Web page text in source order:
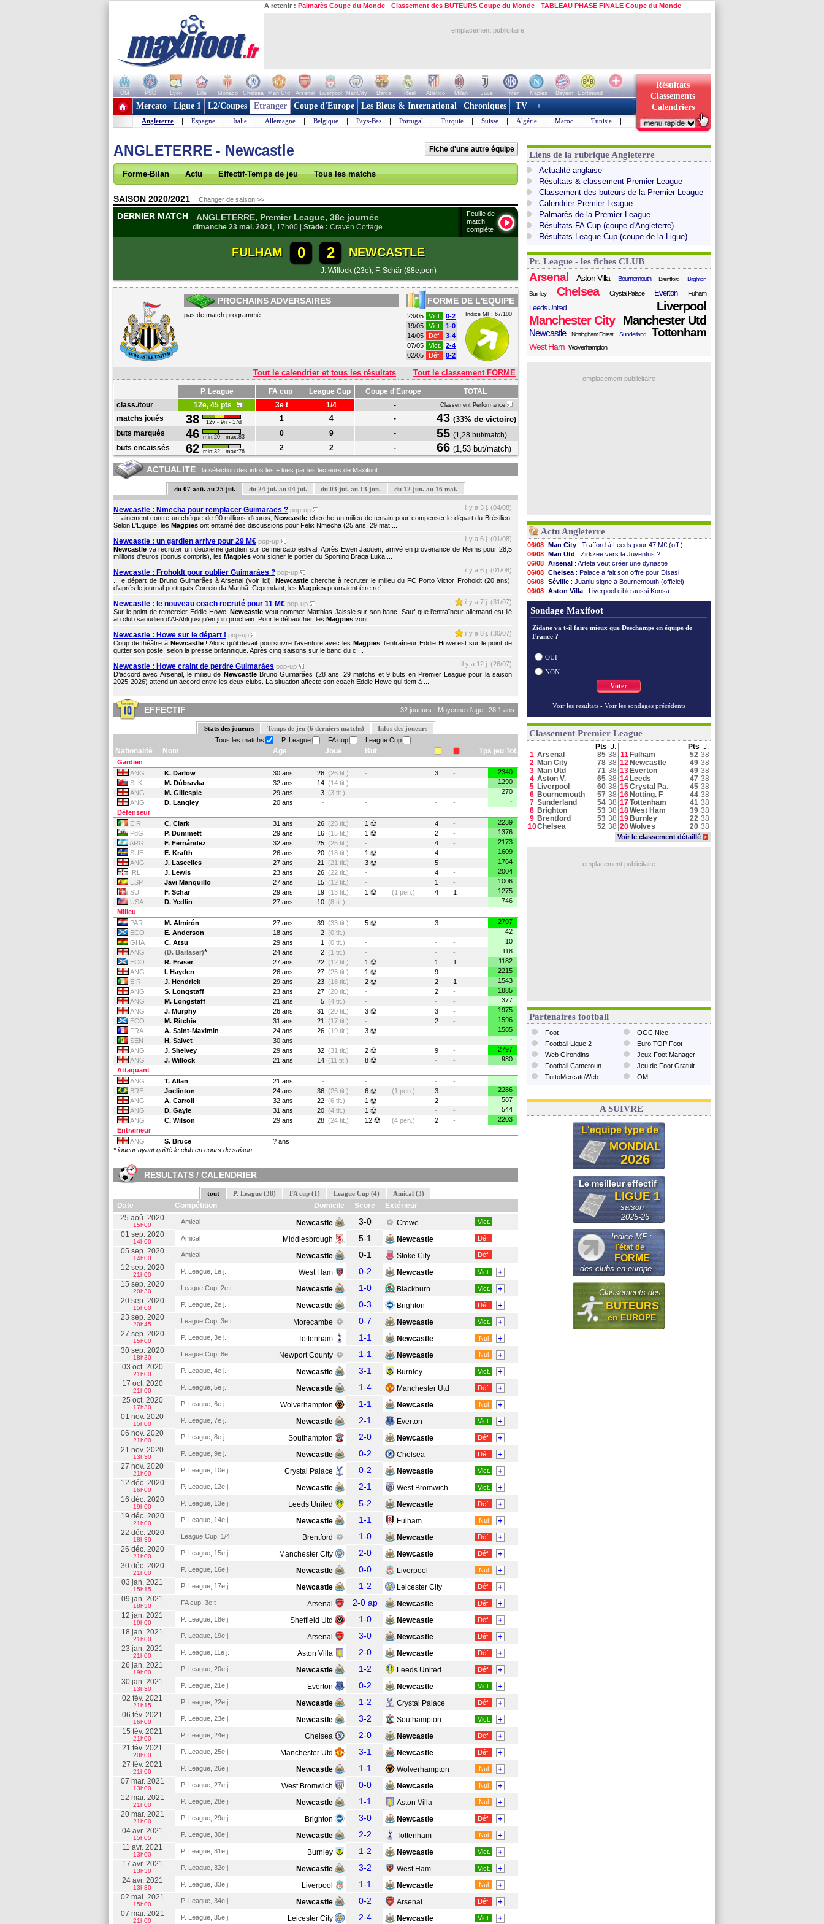
A retenir : Palmarès Coupe du Monde - Classement des BUTEURS Coupe du Monde - TABLEAU PHASE FINALE Coupe du Monde
emplacement publicitaire
OM PSG Lyon Lille Monaco Chelsea Man Utd Arsenal Liverpool ManCity Barca Real Atletico Milan Juve Inter Naples Bayern
Dortmund
+ de clubs
Résultats
Classements
Calendriers
Mercato Ligue 1 L2/Coupes Etranger Coupe d'Europe Les Bleus & International Chroniques TV +
Angleterre | Espagne | Italie | Allemagne | Belgique | Pays-Bas | Portugal | Turquie | Suisse | Algérie | Maroc | Tunisie |
ANGLETERRE - Newcastle Fiche d'une autre équipe
Forme-Bilan Actu Effectif-Temps de jeu Tous les matchs
SAISON 2020/2021
Changer de saison >>
Feuille de
match
complète
DERNIER MATCH ANGLETERRE, Premier League, 38e journée
dimanche 23 mai. 2021, 17h00 | Stade : Craven Cottage
FULHAM 0 2 NEWCASTLE
J. Willock (23e), F. Schär (88e,pen)
PROCHAINS ADVERSAIRES
pas de match programmé
FORME DE L'EQUIPE
Indice MF: 67/100
23/05 Vict.
0-2
19/05
Vict.
1-0
14/05
Déf.
3-4
07/05
Vict.
2-4
02/05
Déf. 0-2
Tout le calendrier et tous les résultats Tout le classement FORME
P. League FA cup League Cup Coupe d'Europe
TOTAL
class./tour
12e, 45 pts 3e t 1/4 - Classement Performance
matchs joués 38 12v - 9n - 17d 1 4 - 43 (33% de victoire)
buts marqués
46 min:20 - max:83 0 9 - 55 (1,28 but/match)
buts encaissés
62 min:32 - max:76 2 2 - 66 (1,53 but/match)
ACTUALITE : la sélection des infos les + lues par les lecteurs de Maxifoot
du 07 aoû. au 25 jui. du 24 jui. au 04 jui. du 03 jui. au 13 jun. du 12 jun. au 16 mai.
Newcastle : Nmecha pour remplacer Guimaraes ? pop-up
il y a 3 j. (04/08)
... ainement contre un chèque de 90 millions d'euros,Newcastle cherche un milieu de terrain pour compenser le départ du Brésilien.
Selon L'Equipe, les Magpies ont entamé des discussions pour Felix Nmecha (25 ans, 29 mat ...
Newcastle : un gardien arrive pour 29 M€ pop-up
il y a 6 j. (01/08)
Newcastle va recruter un deuxième gardien sur ce mercato estival. Après Ewen Jaouen, arrivé en provenance de Reims pour 28,5
millions d'euros (bonus compris), les Magpies vont signer le portier du Sporting Braga Luka ...
Newcastle : Froholdt pour oublier Guimarães ? pop-up
il y a 6 j. (01/08)
... e départ de Bruno Guimarães à Arsenal (voir ici), Newcastlecherche à recruter le milieu du FC Porto Victor Froholdt (20 ans),
d'après le journal portugais Correio da Manhã. Cependant, les Magpies pourraient être ref ...
Newcastle : le nouveau coach recruté pour 11 M€ pop-up
il y a 7 j. (31/07)
Sur le point de remercier Eddie Howe,Newcastle veut nommer Matthias Jaissle sur son banc. Sauf que l'entraîneur allemand est lié
au club saoudien d'Al-Ahli jusqu'en juin prochain. Pour le débaucher, les Magpies vont ...
Newcastle : Howe sur le départ ! pop-up
il y a 8 j. (30/07)
Coup de théâtre à Newcastle! Alors qu'il devait poursuivre l'aventure avec les Magpies, l'entraîneur Eddie Howe est sur le point de
quitter son poste, selon la presse britannique. Après cinq saisons sur le banc du c ...
Newcastle : Howe craint de perdre Guimarães pop-up
il y a 12 j. (26/07)
D’accord avec Arsenal, le milieu de NewcastleBruno Guimarães (28 ans, 29 matchs et 9 buts en Premier League pour la saison
2025-2026) attend un accord entre les deux clubs. La situation affecte son coach Eddie Howe qui tient à ...
EFFECTIF 32 joueurs - Moyenne d'age : 28,1 ans
Stats des joueurs Temps de jeu (6 derniers matchs)
Infos des joueurs
Tous les matchs
P. League FA cup League Cup
Nationalité Nom Age Joué But Tps jeu Tot.
Gardien
ANG
K. Darlow 30 ans 26 (26 tit.) - 3 -
2340
SLK
M. Dúbravka 32 ans 14 (14 tit.) - - -
1290
ANG
M. Gillespie 29 ans 3 (3 tit.) - - -
270
ANG
D. Langley 20 ans - - - -
-
Défenseur
EIR
C. Clark 31 ans 26 (25 tit.) 1 4 -
2239
PdG
P. Dummett 29 ans 16 (15 tit.) 1 2 -
1376
ARG
F. Fernández 32 ans 25 (25 tit.) - 4 -
2173
SUE
E. Krafth 26 ans 20 (18 tit.) 1 4 -
1609
ANG
J. Lascelles 27 ans 21 (21 tit.) 3 5 -
1764
IRL
J. Lewis 23 ans 26 (22 tit.) - 4 -
2004
ESP
Javi Manquillo 27 ans 15 (12 tit.) - 1 -
1006
SUI
F. Schär 29 ans 19 (13 tit.) 1 (1 pen.) 4 1
1275
USA
D. Yedlin 27 ans 10 (8 tit.) - - -
746
Milieu
PAR
M. Almirón 27 ans 39 (33 tit.) 5 3 -
2797
ECO
E. Anderson 18 ans 2 (0 tit.) - - -
42
GHA
C. Atsu 29 ans 1 (0 tit.) - - -
10
ANG
(D. Barlaser)* 24 ans 2 (1 tit.) - - -
118
ECO
R. Fraser 27 ans 22 (12 tit.) 1 1 1
1182
ANG
I. Hayden 26 ans 27 (25 tit.) 1 9 -
2215
EIR
J. Hendrick 29 ans 23 (18 tit.) 2 2 1
1543
ANG
S. Longstaff 23 ans 27 (20 tit.) - 2 -
1885
ANG
M. Longstaff 21 ans 5 (4 tit.) - - -
377
ANG
J. Murphy 26 ans 31 (20 tit.) 3 3 -
1975
ECO
M. Ritchie 31 ans 21 (17 tit.) - 2 -
1596
FRA
A. Saint-Maximin 24 ans 26 (19 tit.) 3 - -
1585
SEN
H. Saivet 30 ans - - - -
-
ANG
J. Shelvey 29 ans 32 (31 tit.) 2 9 -
2797
ANG
J. Willock 21 ans 14 (11 tit.) 8 - -
980
Attaquant
ANG
T. Allan 21 ans - - - -
-
BRE
Joelinton 24 ans 36 (26 tit.) 6 (1 pen.) 3 -
2286
ANG
A. Carroll 32 ans 22 (6 tit.) 1 2 -
587
ANG
D. Gayle 31 ans 20 (4 tit.) 1 - -
544
ANG
C. Wilson 29 ans 28 (24 tit.) 12 (4 pen.) 2 -
2203
Entraineur
ANG
S. Bruce
? ans
* joueur ayant quitté le club en cours de saison
RESULTATS / CALENDRIER
tout P. League (38) FA cup (1) League Cup (4) Amical (3)
Date Compétition Domicile Score
Extérieur
25 aoû. 2020
15h00 Amical Newcastle 3-0 Crewe Vict.
01 sep. 2020
14h00 Amical Middlesbrough 5-1 Newcastle Déf.
05 sep. 2020
14h00 Amical Newcastle 0-1 Stoke City Déf.
12 sep. 2020
21h00 P. League, 1e j. West Ham 0-2 Newcastle Vict. +
15 sep. 2020
20h30 League Cup, 2e t Newcastle 1-0 Blackburn Vict. +
20 sep. 2020
15h00 P. League, 2e j. Newcastle 0-3 Brighton Déf. +
23 sep. 2020
20h45 League Cup, 3e t Morecambe 0-7 Newcastle Vict. +
27 sep. 2020
15h00 P. League, 3e j. Tottenham 1-1 Newcastle Nul +
30 sep. 2020
18h30 League Cup, 8e Newport County 1-1 Newcastle Nul +
03 oct. 2020
21h00 P. League, 4e j. Newcastle 3-1 Burnley Vict. +
17 oct. 2020
21h00 P. League, 5e j. Newcastle 1-4 Manchester Utd Déf. +
25 oct. 2020
17h30 P. League, 6e j. Wolverhampton 1-1 Newcastle Nul +
01 nov. 2020
15h00 P. League, 7e j. Newcastle 2-1 Everton Vict. +
06 nov. 2020
21h00 P. League, 8e j. Southampton 2-0 Newcastle Déf. +
21 nov. 2020
13h30 P. League, 9e j. Newcastle 0-2 Chelsea Déf. +
27 nov. 2020
21h00 P. League, 10e j. Crystal Palace 0-2 Newcastle Vict. +
12 déc. 2020
16h00 P. League, 12e j. Newcastle 2-1 West Bromwich Vict. +
16 déc. 2020
19h00 P. League, 13e j. Leeds United 5-2 Newcastle Déf. +
19 déc. 2020
21h00 P. League, 14e j. Newcastle 1-1 Fulham Nul +
22 déc. 2020
18h30 League Cup, 1/4 Brentford 1-0 Newcastle Déf. +
26 déc. 2020
21h00 P. League, 15e j. Manchester City 2-0 Newcastle Déf. +
30 déc. 2020
21h00 P. League, 16e j. Newcastle 0-0 Liverpool Nul +
03 jan. 2021
15h15 P. League, 17e j. Newcastle 1-2 Leicester City Déf. +
09 jan. 2021
18h30 FA cup, 3e t Arsenal 2-0 ap Newcastle Déf. +
12 jan. 2021
19h00 P. League, 18e j. Sheffield Utd 1-0 Newcastle Déf. +
18 jan. 2021
21h00 P. League, 19e j. Arsenal 3-0 Newcastle Déf. +
23 jan. 2021
21h00 P. League, 11e j. Aston Villa 2-0 Newcastle Déf. +
26 jan. 2021
19h00 P. League, 20e j. Newcastle 1-2 Leeds United Déf. +
30 jan. 2021
13h30 P. League, 21e j. Everton 0-2 Newcastle Vict. +
02 fév. 2021
21h15 P. League, 22e j. Newcastle 1-2 Crystal Palace Déf. +
06 fév. 2021
16h00 P. League, 23e j. Newcastle 3-2 Southampton Vict. +
15 fév. 2021
21h00 P. League, 24e j. Chelsea 2-0 Newcastle Déf. +
21 fév. 2021
20h00 P. League, 25e j. Manchester Utd 3-1 Newcastle Déf. +
27 fév. 2021
21h00 P. League, 26e j. Newcastle 1-1 Wolverhampton Nul +
07 mar. 2021
13h00 P. League, 27e j. West Bromwich 0-0 Newcastle Nul +
12 mar. 2021
21h00 P. League, 28e j. Newcastle 1-1 Aston Villa Nul +
20 mar. 2021
21h00 P. League, 29e j. Brighton 3-0 Newcastle Déf. +
04 avr. 2021
15h05 P. League, 30e j. Newcastle 2-2 Tottenham Nul +
11 avr. 2021
13h00 P. League, 31e j. Burnley 1-2 Newcastle Vict. +
17 avr. 2021
13h30 P. League, 32e j. Newcastle 3-2 West Ham Vict. +
24 avr. 2021
13h30 P. League, 33e j. Liverpool 1-1 Newcastle Nul +
02 mai. 2021
15h00 P. League, 34e j. Newcastle 0-2 Arsenal Déf. +
07 mai. 2021
21h00 P. League, 35e j. Leicester City 2-4 Newcastle Vict. +
Liens de la rubrique Angleterre
Actualité anglaise
Résultats & classement Premier League
Classement des buteurs de la Premier League
Calendrier Premier League
Palmarès de la Premier League
Résultats FA Cup (coupe d'Angleterre)
Résultats League Cup (coupe de la Ligue)
Pr. League - les fiches CLUB
Arsenal Aston Villa Bournemouth Brentford Brighton
Burnley Chelsea Crystal Palace Everton Fulham
Leeds United
Liverpool
Manchester City
Manchester Utd
Newcastle Nottingham Forest Sunderland Tottenham
West Ham Wolverhampton
emplacement publicitaire
Actu Angleterre
06/08 Man City : Trafford à Leeds pour 47 M€ (off.)
06/08 Man Utd : Zirkzee vers la Juventus ?
06/08 Arsenal : Arteta veut créer une dynastie
06/08 Chelsea : Palace a fait son offre pour Disasi
06/08 Séville : Juanlu signe à Bournemouth (officiel)
06/08 Aston Villa : Liverpool cible aussi Konsa
06/08 Arsenal: Nørgaard transféré à Everton (off.)
05/08 Amical: Arsenal s'incline face au Real Betis
05/08 Man City: Maresca flou pour Reijnders
05/08 Newcastle: Jaissle est le nouveau coach (off.)
05/08 Arsenal
05/08
Amical
05/08
Man Utd
Voir toutes les brèves
Sondage Maxifoot
Zidane va t-il faire mieux que Deschamps en équipe de
France ?
OUI
NON
Voter
Voir les resultats - Voir les sondages précédents
Classement Premier League
Pts J. Pts J.
1 Arsenal 85 38 11 Fulham 52 38
2 Man City 78 38 12 Newcastle 49 38
3 Man Utd 71 38 13 Everton 49 38
4 Aston V. 65 38 14 Leeds 47 38
5 Liverpool 60 38 15Crystal Pa. 45 38
6 Bournemouth 57 38 16 Notting. F 44 38
7 Sunderland 54 38 17Tottenham 41 38
8 Brighton 53 38 18West Ham 39 38
9 Brentford 53 38 19 Burnley 22 38
10Chelsea 52 38 20Wolves 20 38
Voir le classement détaillé >
emplacement publicitaire
Partenaires football
Foot
Football Ligue 2
Web Girondins
Football Cameroun
TuttoMercatoWeb
OGC Nice
Euro TOP Foot
Jeux Foot Manager
Jeu de Foot Gratuit
OM
A SUIVRE
L'equipe type de
MONDIAL
2026
Le meilleur effectif
LIGUE 1
saison
2025-26
Indice MF :
l'état de
FORME
des clubs en europe
Classements des
BUTEURS
en EUROPE